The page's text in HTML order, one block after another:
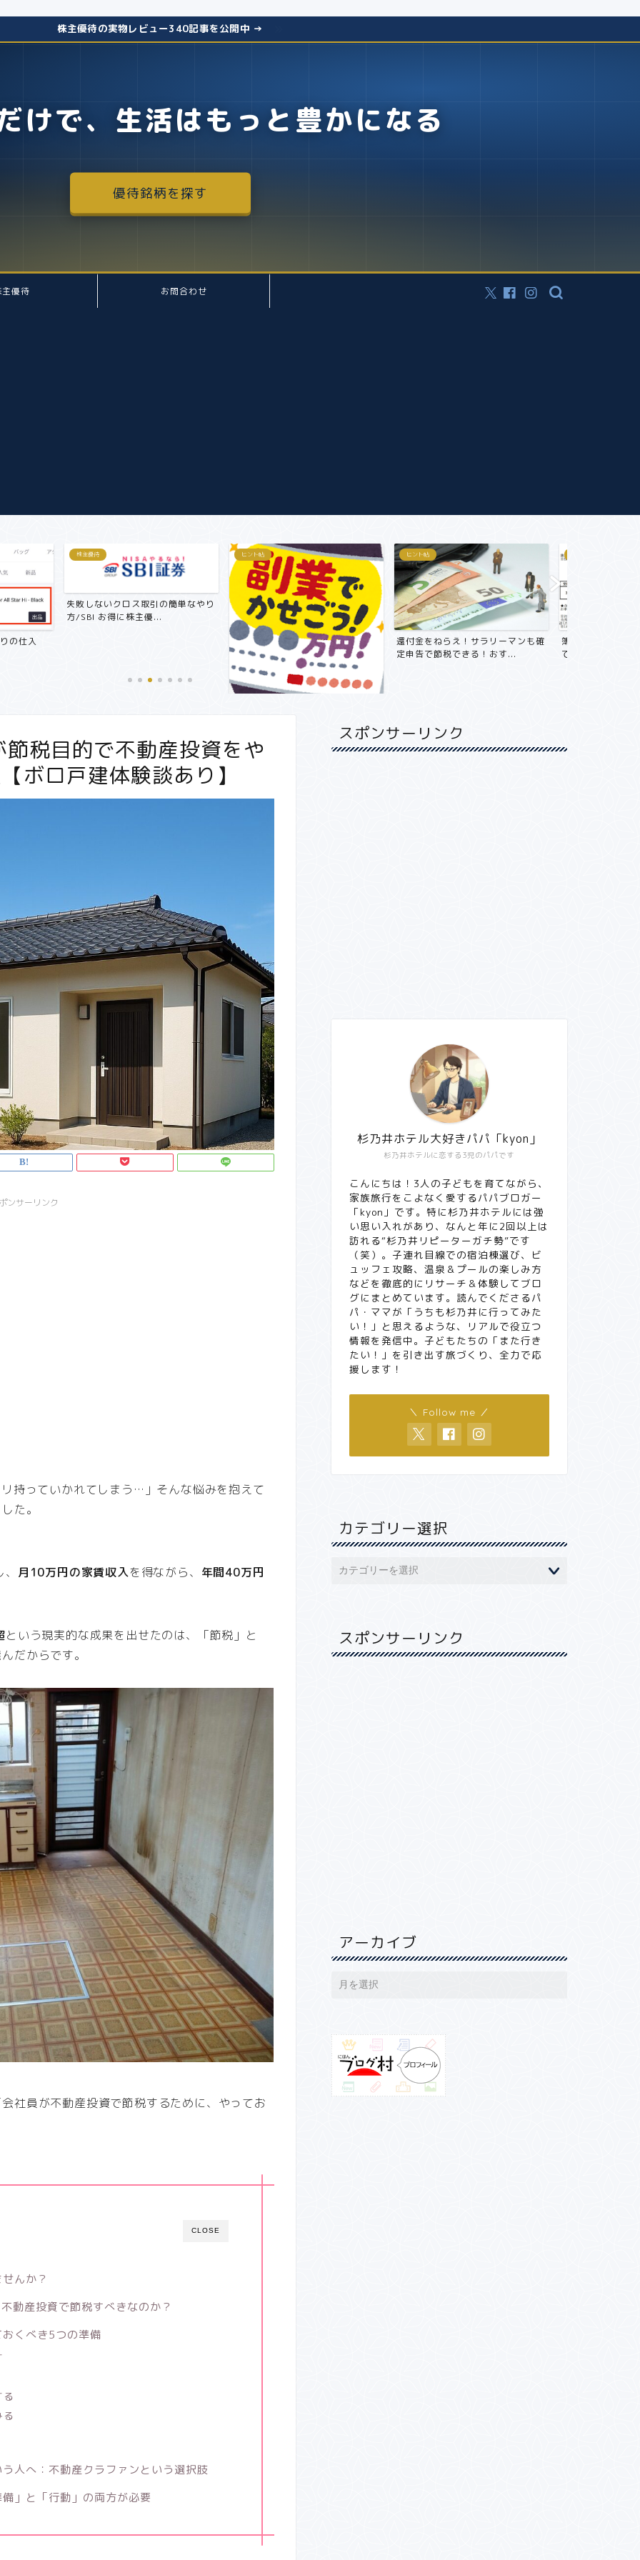
株主優待の実物レビュー340記事を公開中 →
けで、生活はもっと豊かになる
優待銘柄を探す
主優待 お問合わせ
引の簡単なやり
ヒント帖 ヒント帖
還付金をねらえ！サラリーマンも確
定申告で節税できる！おす...
おすすめ商品紹介
簿記3級は週4日/ 1日15分/ 4ヶ月
で取得できる。独...
税目的で不動産投資をや
ボロ戸建体験談あり】
ンサーリンク
持っていかれてしまう…」そんな悩みを抱えて
た。
月10万円の家賃収入を得ながら、 年間40万円
という現実的な成果を出せたのは、「節税」と
だからです。
社員が不動産投資で節税するために、やってお
CLOSE
んか？
動産投資で節税すべきなのか？
くべき5つの準備
人へ：不動産クラファンという選択肢
」と「行動」の両方が必要
スポンサーリンク
杉乃井ホテルに恋する3児のパパです
杉乃井ホテル大好きパパ「kyon」
こんにちは！3人の子どもを育てながら、
家族旅行をこよなく愛するパパブロガー
「kyon」です。特に杉乃井ホテルには強
い思い入れがあり、なんと年に2回以上は
訪れる“杉乃井リピーターガチ勢”です
（笑）。子連れ目線での宿泊棟選び、ビ
ュッフェ攻略、温泉＆プールの楽しみ方
などを徹底的にリサーチ＆体験してブロ
グにまとめています。読んでくださるパ
パ・ママが「うちも杉乃井に行ってみた
い！」と思えるような、リアルで役立つ
情報を発信中。子どもたちの「また行き
たい！」を引き出す旅づくり、全力で応
援します！
＼ Follow me ／
カテゴリー選択
スポンサーリンク
アーカイブ